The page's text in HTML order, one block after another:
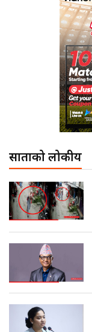
साताको लोकप्रीय